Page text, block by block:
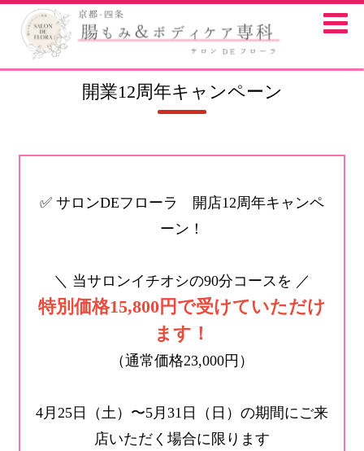
開業12周年キャンペーン
✅ サロンDEフローラ 開店12周年キャンペ
ーン！
＼ 当サロンイチオシの90分コースを ／
特別価格15,800円で受けていただけ
ます！
（通常価格23,000円）
4月25日（土）〜5月31日（日）の期間にご来
店いただく場合に限ります